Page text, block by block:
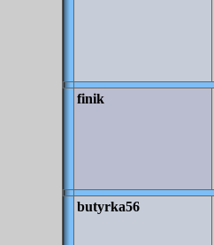
finik
butyrka56